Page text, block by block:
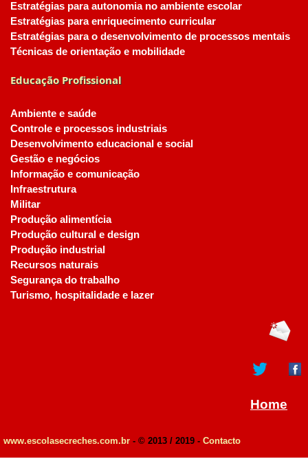
Estratégias para autonomia no ambiente escolar
Estratégias para enriquecimento curricular
Estratégias para o desenvolvimento de processos mentais
Técnicas de orientação e mobilidade
Educação Profissional
Ambiente e saúde
Controle e processos industriais
Desenvolvimento educacional e social
Gestão e negócios
Informação e comunicação
Infraestrutura
Militar
Produção alimentícia
Produção cultural e design
Produção industrial
Recursos naturais
Segurança do trabalho
Turismo, hospitalidade e lazer
Home
www.escolasecreches.com.br - © 2013 / 2019 - Contacto